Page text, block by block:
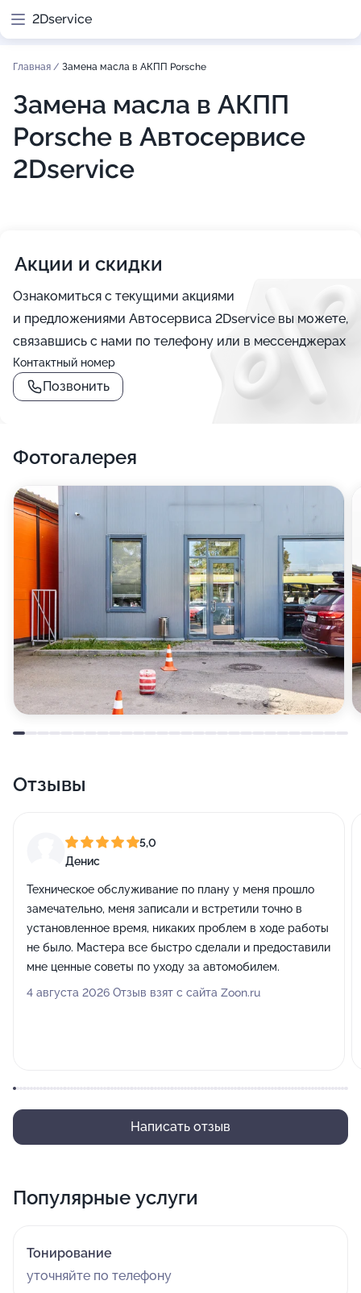
2Dservice
Главная / Замена масла в АКПП Porsche
Замена масла в АКПП
Porsche в Автосервисе
2Dservice
Акции и скидки
Ознакомиться с текущими акциями
и предложениями Автосервиса 2Dservice вы можете,
связавшись с нами по телефону или в мессенджерах
Контактный номер
Позвонить
Фотогалерея
Отзывы
5,0
Денис
Техническое обслуживание по плану у меня прошло
замечательно, меня записали и встретили точно в
установленное время, никаких проблем в ходе работы
не было. Мастера все быстро сделали и предоставили
мне ценные советы по уходу за автомобилем.
4 августа 2026 Отзыв взят с сайта Zoon.ru
Написать отзыв
Популярные услуги
Тонирование
уточняйте по телефону